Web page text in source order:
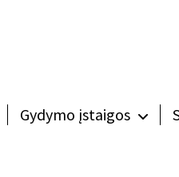
Gydymo įstaigos